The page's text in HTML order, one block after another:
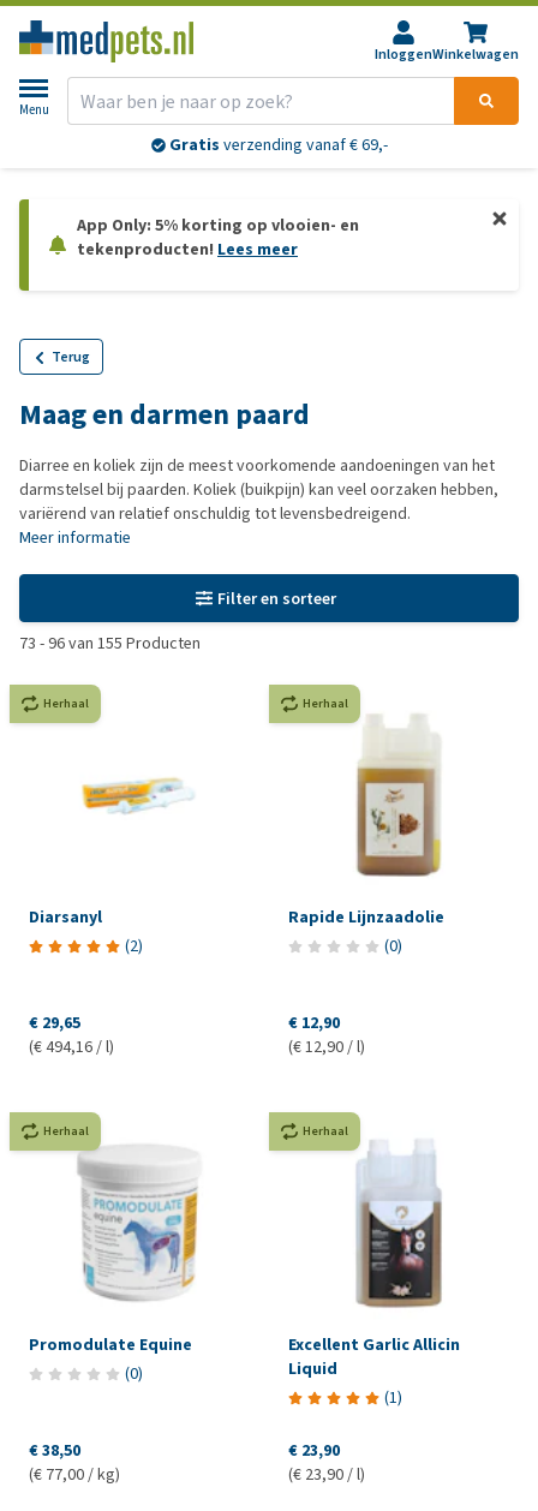
InloggenWinkelwagen
Menu
Gratis verzending vanaf € 69,-
App Only: 5% korting op vlooien- en
tekenproducten! Lees meer
Terug
Maag en darmen paard
Diarree en koliek zijn de meest voorkomende aandoeningen van het
darmstelsel bij paarden. Koliek (buikpijn) kan veel oorzaken hebben,
variërend van relatief onschuldig tot levensbedreigend.
Meer informatie
Filter en sorteer
73 -96van 155 Producten
Herhaal
Diarsanyl
(2)
€ 29,65
(€ 494,16 / l)
Herhaal
Rapide Lijnzaadolie
(0)
€ 12,90
(€ 12,90 / l)
Herhaal
Promodulate Equine
(0)
€ 38,50
(€ 77,00 / kg)
Herhaal
Excellent Garlic Allicin
Liquid
(1)
€ 23,90
(€ 23,90 / l)